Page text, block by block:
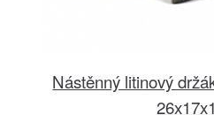
Nástěnný litinový